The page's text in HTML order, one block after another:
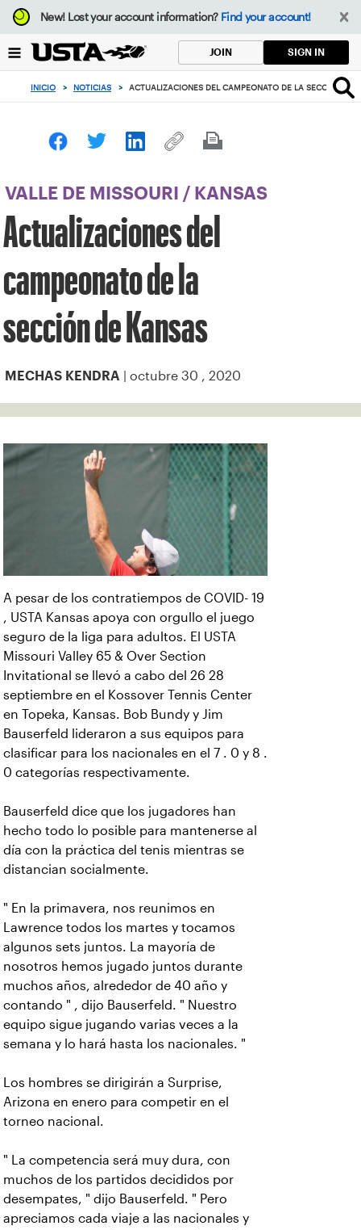
Enfoque
desde
botón
volver
principio
New!Lost your account information? Find your account!
JOIN SIGN IN
INICIO > NOTICIAS > ACTUALIZACIONES DEL CAMPEONATO DE LA SECCIÓN DE
VALLE DE MISSOURI / KANSAS
Actualizaciones del
campeonato de la
sección de Kansas
MECHAS KENDRA | octubre 30 , 2020
A pesar de los contratiempos de COVID- 19
, USTA Kansas apoya con orgullo el juego
seguro de la liga para adultos. El USTA
Missouri Valley 65 & Over Section
Invitational se llevó a cabo del 26 28
septiembre en el Kossover Tennis Center
en Topeka, Kansas. Bob Bundy y Jim
Bauserfeld lideraron a sus equipos para
clasificar para los nacionales en el 7 . 0 y 8 .
0 categorías respectivamente.
Bauserfeld dice que los jugadores han
hecho todo lo posible para mantenerse al
día con la práctica del tenis mientras se
distancian socialmente.
" En la primavera, nos reunimos en
Lawrence todos los martes y tocamos
algunos sets juntos. La mayoría de
nosotros hemos jugado juntos durante
muchos años, alrededor de 40 año y
contando " , dijo Bauserfeld. " Nuestro
equipo sigue jugando varias veces a la
semana y lo hará hasta los nacionales. "
Los hombres se dirigirán a Surprise,
Arizona en enero para competir en el
torneo nacional.
" La competencia será muy dura, con
muchos de los partidos decididos por
desempates, " dijo Bauserfeld. " Pero
apreciamos cada viaje a las nacionales y